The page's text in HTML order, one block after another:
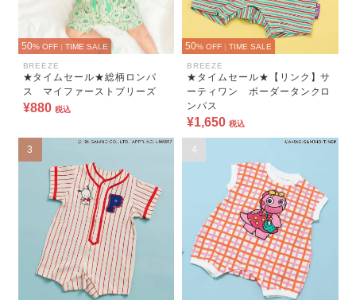
50% OFF | TIME SALE
BREEZE
★タイムセール★総柄ロンパ
ス マイファーストブリーズ
¥880 税込
50% OFF | TIME SALE
BREEZE
★タイムセール★【リンク】サ
ーティワン ボーダータンクロ
ンパス
¥1,650 税込
3 4